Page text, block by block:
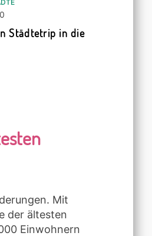
Städtetrip in die
Mit
der ältesten
Einwohnern